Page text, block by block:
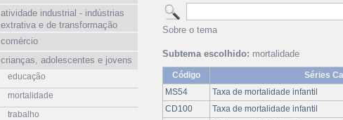
atividade industrial - indústrias
extrativa e de transformação
comércio
crianças, adolescentes e jovens
educação
mortalidade
trabalho
Sobre o tema
Subtema escolhido: mortalidade
Código Séries
MS54
Taxa de mortalidade infantil
CD100
Taxa de mortalidade infantil